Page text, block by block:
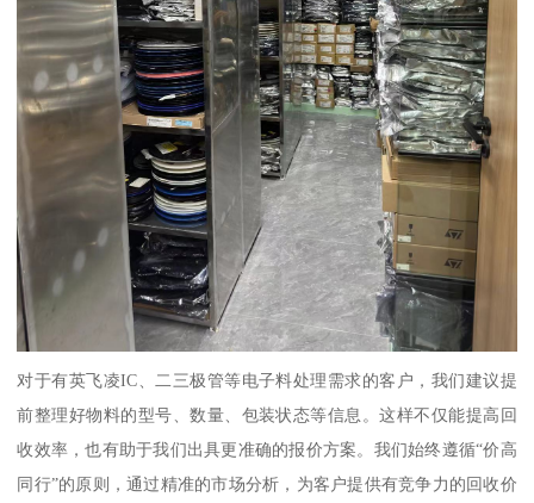
对于有英飞凌IC、二三极管等电子料处理需求的客户，我们建议提
前整理好物料的型号、数量、包装状态等信息。这样不仅能提高回
收效率，也有助于我们出具更准确的报价方案。我们始终遵循“价高
同行”的原则，通过精准的市场分析，为客户提供有竞争力的回收价